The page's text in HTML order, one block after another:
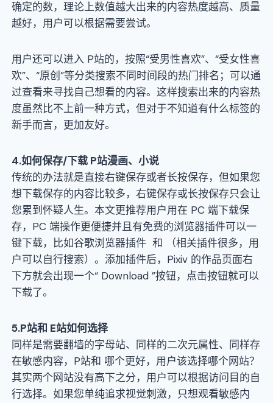
确定的数，理论上数值越大出来的内容热度越高、质量
越好，用户可以根据需要尝试。
用户还可以进入 P站的，按照“受男性喜欢”、“受女性喜
欢”、“原创”等分类搜索不同时间段的热门排名；可以通
过查看来寻找自己想看的内容。这样搜索出来的内容热
度虽然比不上前一种方式，但对于不知道有什么标签的
新手而言，更加友好。
4.如何保存/下载 P站漫画、小说
传统的办法就是直接右键保存或者长按保存，但如果您
想下载保存的内容比较多，右键保存或长按保存只会让
您累到怀疑人生。本文更推荐用户用在 PC 端下载保
存，PC 端操作更便捷并且有免费的浏览器插件可以一
键下载，比如谷歌浏览器插件 和 （相关插件很多，用
户可以自行搜索）。添加插件后，Pixiv 的作品页面右
下方就会出现一个“ Download ”按钮，点击按钮就可以
下载了。
5.P站和 E站如何选择
同样是需要翻墙的字母站、同样的二次元属性、同样存
在敏感内容，P站和 哪个更好，用户该选择哪个网站？
其实两个网站没有高下之分，用户可以根据访问目的自
行选择。如果您单纯追求视觉刺激，只想观看敏感内